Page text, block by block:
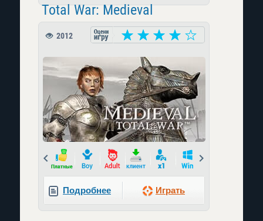
Total War: Medieval
2012
Prev
Подробнее Играть